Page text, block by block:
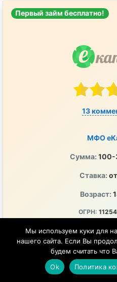
Первый займ бесплатно!
13
МФО
Сумма: 100-
Ставка:
Возраст:
ОГРН:
ЦБ РФ:
Перечисление денег
Удобно, быстро и в
Мы используем куки для
нашего сайта. Если Вы
будем считать что
Ok
Политика